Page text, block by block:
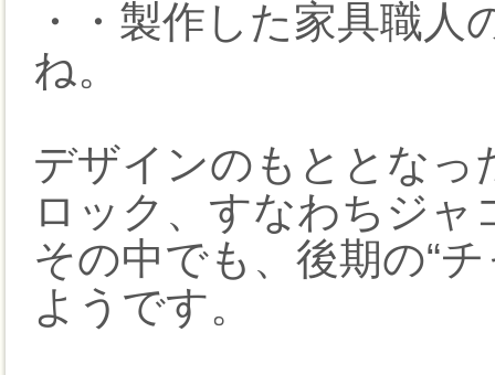
・・製作した家具職
ね。
デザインのもととなっ
ロック、すなわちジ
その中でも、後期の“
ようです。